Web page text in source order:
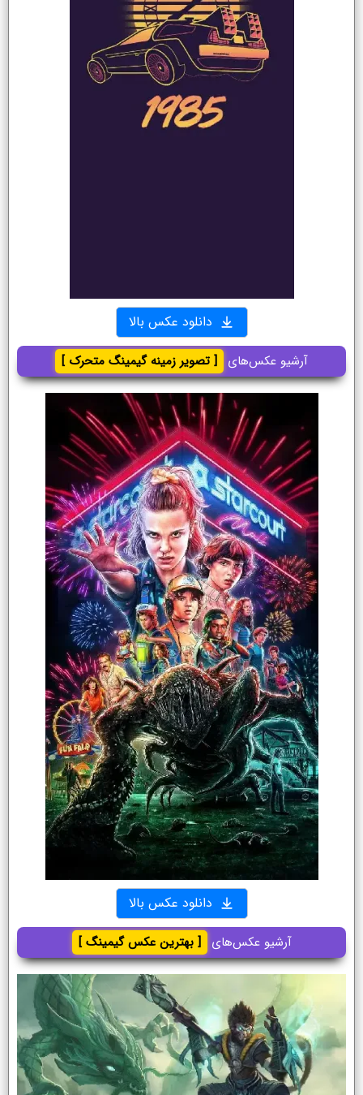
دانلود عکس بالا
آرشیو عکس‌های [ تصویر زمینه گیمینگ متحرک ]
دانلود عکس بالا
آرشیو عکس‌های [ بهترین عکس گیمینگ ]